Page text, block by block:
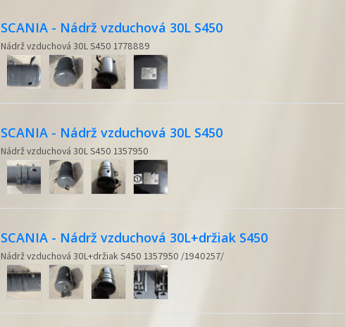
SCANIA - Nádrž vzduchová 30L S450
Nádrž vzduchová 30L S450 1778889
SCANIA - Nádrž vzduchová 30L S450
Nádrž vzduchová 30L S450 1357950
SCANIA - Nádrž vzduchová 30L+držiak S450
Nádrž vzduchová 30L+držiak S450 1357950 /1940257/